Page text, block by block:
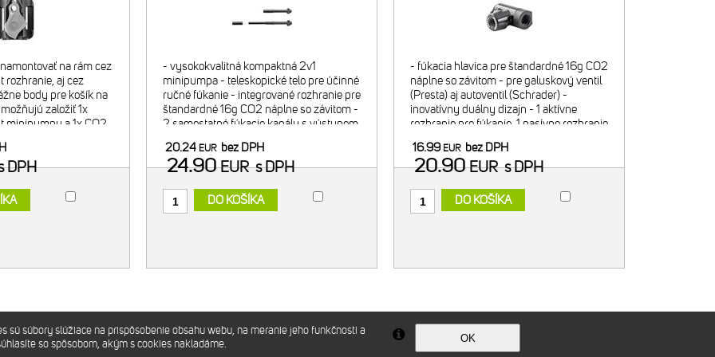
na rám cez
rozhranie, aj cez
body pre košík na
založiť 1x
minipumpu a 1x CO2
priloženej
DPH
- vysokokvalitná kompaktná 2v1
minipumpa - teleskopické telo pre účinné
ručné fúkanie - integrované rozhranie pre
štandardné 16g CO2 náplne so závitom -
2 samostatné fúkacie kanály s výstupom
pumpu - vhodná LE
20.24 EUR bez DPH
24.90EURs DPH
DO KOŠÍKA
- fúkacia hlavica pre štandardné 16g CO2
náplne so závitom - pre galuskový ventil
(Presta) aj autoventil (Schrader) -
inovatívny duálny dizajn - 1 aktívne
rozhranie pre fúkanie, 1 pasívne rozhranie
- regulácia f
16.99EUR bez DPH
20.90EURs DPH
DO KOŠÍKA
súbory slúžiace na prispôsobenie obsahu webu, na meranie jeho funkčnosti a
so spôsobom, akým s cookies nakladáme.
OK